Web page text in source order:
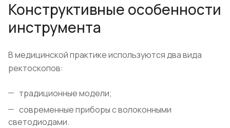
Конструктивные особенности
инструмента
В медицинской практике используются два вида
ректоскопов:
традиционные модели;
современные приборы с волоконными
светодиодами.